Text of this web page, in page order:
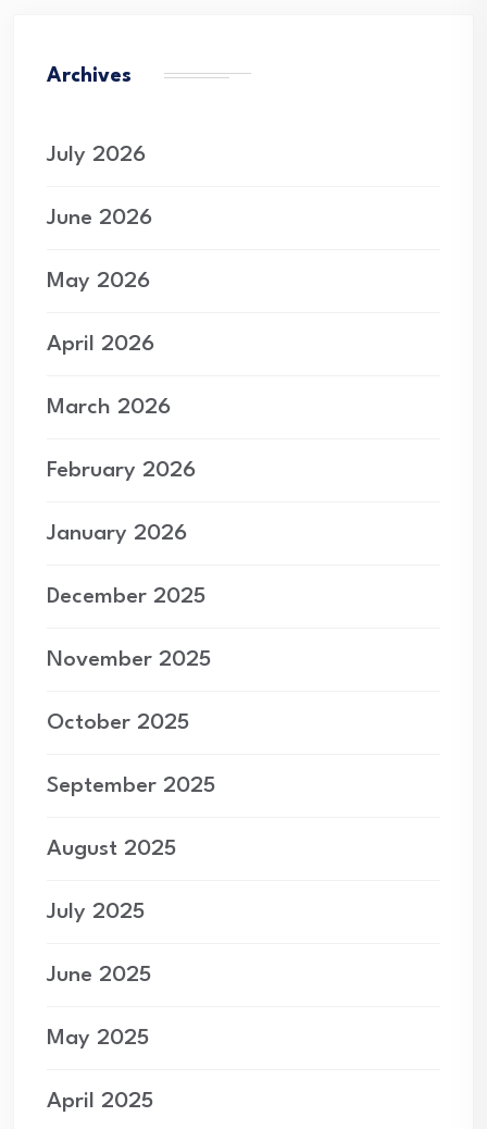
Archives
July 2026
June 2026
May 2026
April 2026
March 2026
February 2026
January 2026
December 2025
November 2025
October 2025
September 2025
August 2025
July 2025
June 2025
May 2025
April 2025